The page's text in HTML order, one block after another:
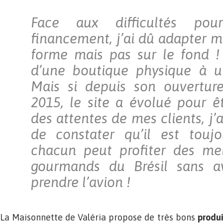
Face aux difficultés
financement, j’ai dû adapter
forme mais pas sur le fond !
d’une boutique physique à
Mais si depuis son
2015, le site a évolué pour
des attentes de mes clients,
de constater qu’il est
chacun peut profiter des
gourmands du Brésil sans
prendre l’avion !
La Maisonnette de Valéria propose de très bons